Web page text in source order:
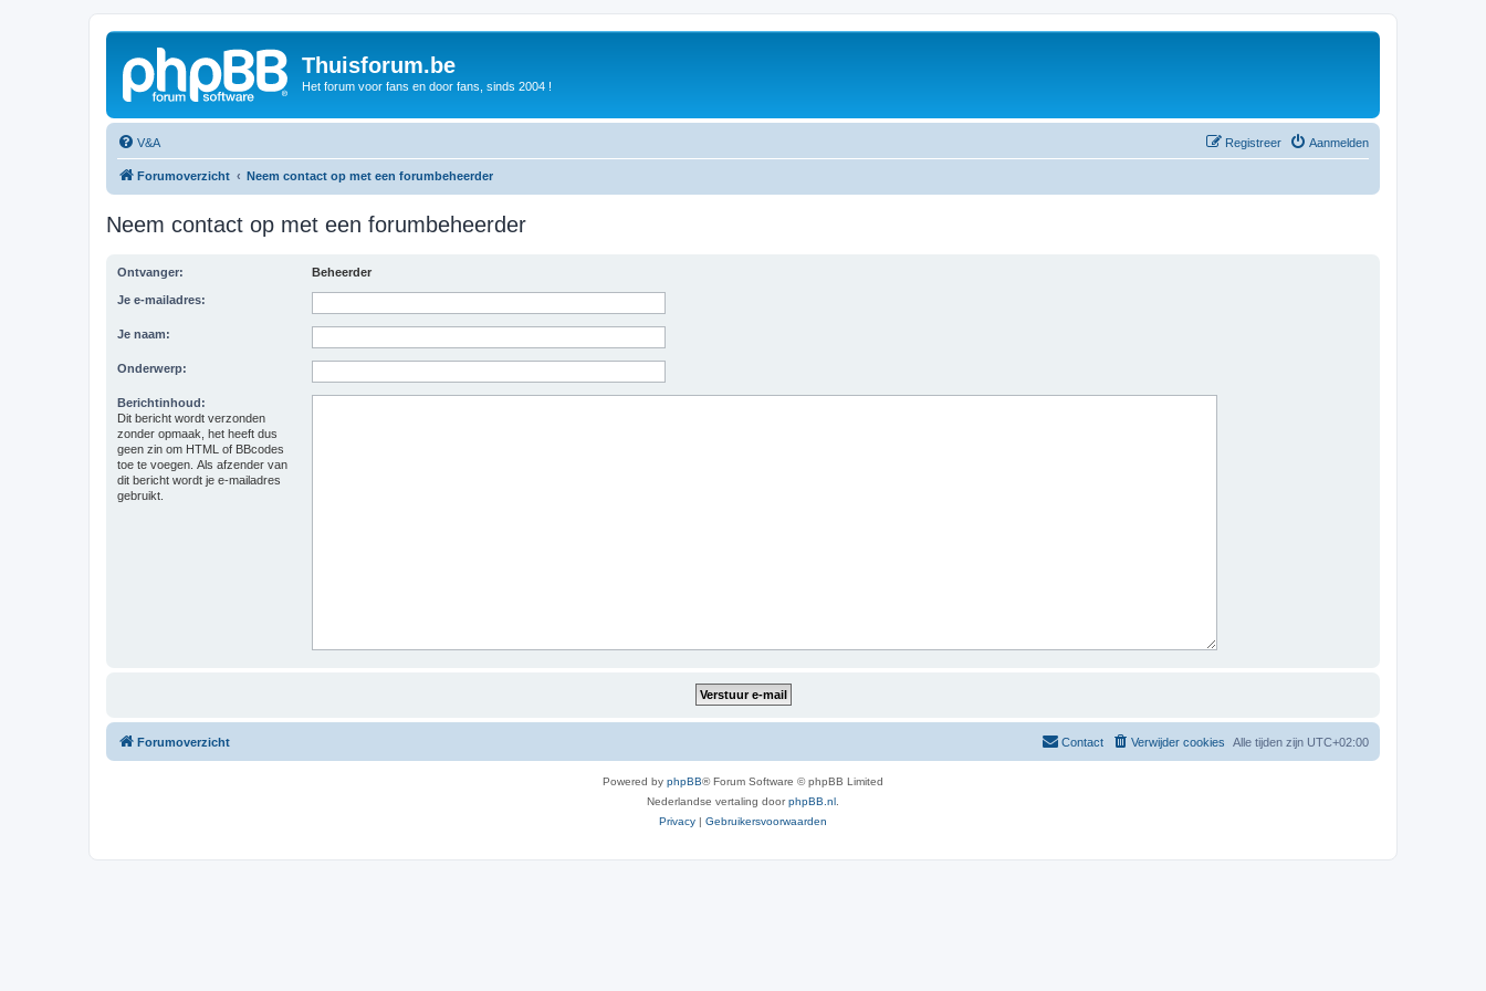
Thuisforum.be
Het forum voor fans en door fans, sinds 2004 !
V&A Aanmelden
Registreer
Forumoverzicht Neem contact op met een forumbeheerder
Neem contact op met een forumbeheerder
Ontvanger: Beheerder
Je e-mailadres:
Je naam:
Onderwerp:
Berichtinhoud:
Dit bericht wordt verzonden
zonder opmaak, het heeft dus
geen zin om HTML of BBcodes
toe te voegen. Als afzender van
dit bericht wordt je e-mailadres
gebruikt.
Forumoverzicht Alle tijden zijn UTC+02:00
Verwijder cookies
Contact
Powered by phpBB® Forum Software © phpBB Limited
Nederlandse vertaling doorphpBB.nl
Privacy | Gebruikersvoorwaarden